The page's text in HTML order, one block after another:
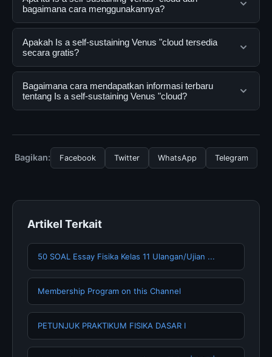
bagaimana cara menggunakannya?
Is a self-sustaining Venus "cloud adalah layanan digital
yang dirancang untuk membantu pengguna
mendapatkan informasi lengkap dan terpercaya. Anda
dapat menggunakannya dengan mengunjungi situs
resmi dan mengikuti panduan yang tersedia.
Apakah Is a self-sustaining Venus "cloud tersedia
secara gratis?
Ya, Is a self-sustaining Venus "cloud dapat diakses
secara gratis oleh semua pengguna. Tidak ada biaya
tersembunyi atau langganan yang diperlukan untuk
Bagaimana cara mendapatkan informasi terbaru
tentang Is a self-sustaining Venus "cloud?
halaman resmi kami secara berkala. Kami selalu
memperbarui konten dengan informasi terkini dan
Bagikan: Facebook Twitter WhatsApp Telegram
Artikel Terkait
50 SOAL Essay Fisika Kelas 11 Ulangan/Ujian ...
Membership Program on this Channel
PETUNJUK PRAKTIKUM FISIKA DASAR I